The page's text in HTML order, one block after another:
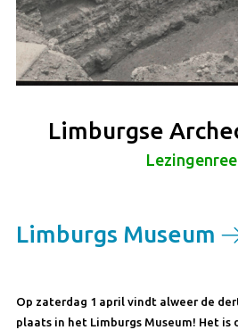
Limburgse
Limburgs Museum
Op zaterdag 1 april vindt alweer de
plaats in het Limburgs Museum! Het